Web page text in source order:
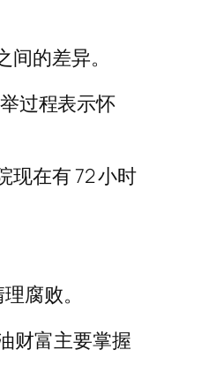
的差异。
过程表示怀
现在有 72 小时
腐败。
财富主要掌握